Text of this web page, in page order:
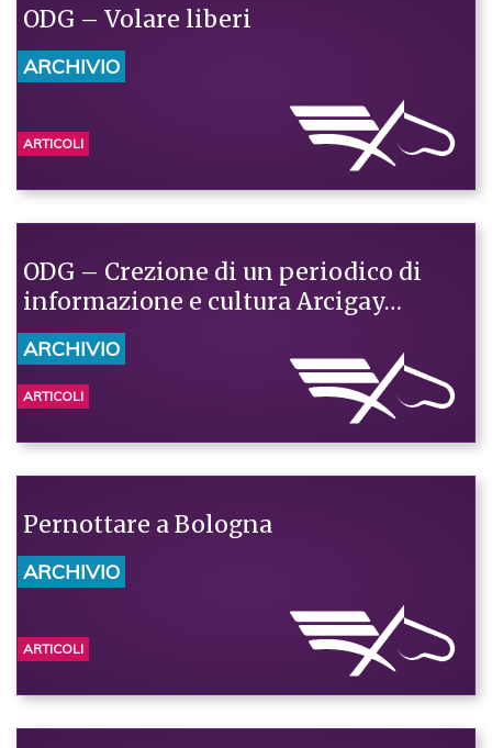
ODG – Volare liberi
ARCHIVIO
ARTICOLI
ODG – Crezione di un periodico di
informazione e cultura Arcigay…
ARCHIVIO
ARTICOLI
Pernottare a Bologna
ARCHIVIO
ARTICOLI